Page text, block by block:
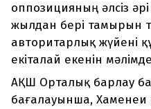
оппозицияның әлсіз
жылдан бері тамырын
авторитарлық жүйені
екіталай екенін
АҚШ Орталық барлау
бағалауынша, Хаменеи